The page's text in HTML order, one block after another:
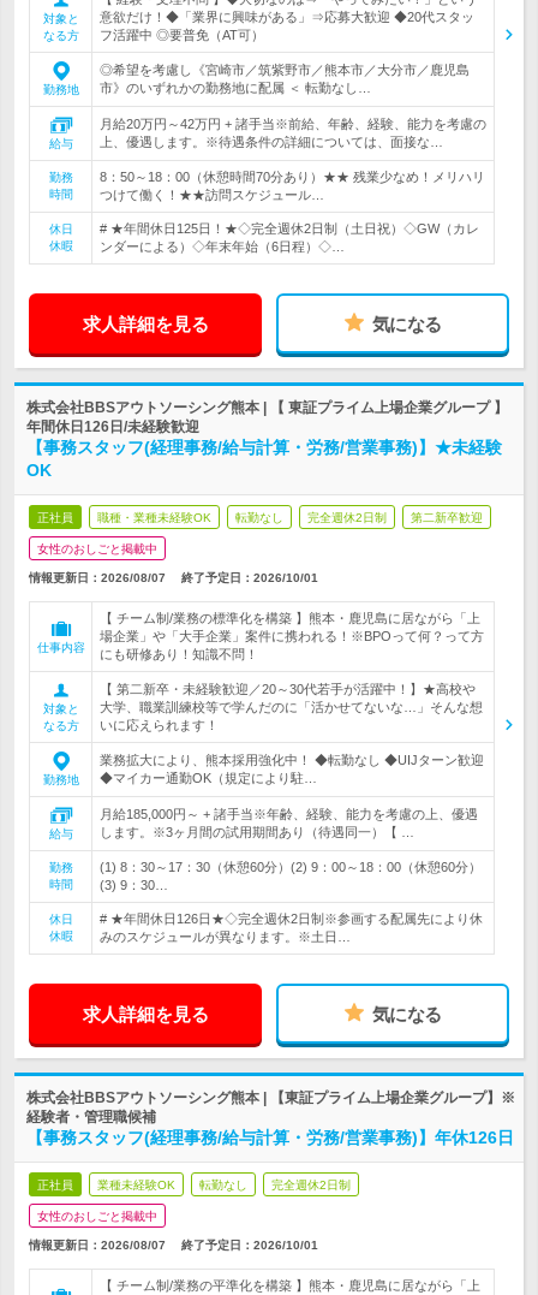
対象と
なる方
意欲だけ！◆「業界に興味がある」⇒応募大歓迎 ◆20代スタッ
フ活躍中 ◎要普免（AT可）
勤務地
◎希望を考慮し《宮崎市／筑紫野市／熊本市／大分市／鹿児島
市》のいずれかの勤務地に配属 ＜ 転勤なし…
給与
月給20万円～42万円 + 諸手当※前給、年齢、経験、能力を考慮の
上、優遇します。※待遇条件の詳細については、面接な…
勤務
時間
8：50～18：00（休憩時間70分あり）★★ 残業少なめ！メリハリ
つけて働く！★★訪問スケジュール…
休日
休暇
# ★年間休日125日！★◇完全週休2日制（土日祝）◇GW（カレ
ンダーによる）◇年末年始（6日程）◇…
求人詳細を見る 気になる
株式会社BBSアウトソーシング熊本 | 【 東証プライム上場企業グループ 】
年間休日126日/未経験歓迎
【事務スタッフ(経理事務/給与計算・労務/営業事務)】★未経験
OK
正社員 職種・業種未経験OK 転勤なし 完全週休2日制 第二新卒歓迎
女性のおしごと掲載中
情報更新日：2026/08/07 終了予定日： 2026/10/01
仕事内容
【 チーム制/業務の標準化を構築 】熊本・鹿児島に居ながら「上
場企業」や「大手企業」案件に携われる！※BPOって何？って方
にも研修あり！知識不問！
対象と
なる方
【 第二新卒・未経験歓迎／20～30代若手が活躍中！】★高校や
大学、職業訓練校等で学んだのに「活かせてないな…」そんな想
いに応えられます！
勤務地
業務拡大により、熊本採用強化中！ ◆転勤なし ◆UIJターン歓迎
◆マイカー通勤OK（規定により駐…
給与
月給185,000円～ + 諸手当※年齢、経験、能力を考慮の上、優遇
します。※3ヶ月間の試用期間あり（待遇同一）【 …
勤務
時間
(1) 8：30～17：30（休憩60分）(2) 9：00～18：00（休憩60分）
(3) 9：30…
休日
休暇
# ★年間休日126日★◇完全週休2日制※参画する配属先により休
みのスケジュールが異なります。※土日…
求人詳細を見る 気になる
株式会社BBSアウトソーシング熊本 | 【東証プライム上場企業グループ】※
経験者・管理職候補
【事務スタッフ(経理事務/給与計算・労務/営業事務)】年休126日
正社員 業種未経験OK 転勤なし 完全週休2日制
女性のおしごと掲載中
情報更新日：2026/08/07 終了予定日： 2026/10/01
【 チーム制/業務の平準化を構築 】熊本・鹿児島に居ながら「上